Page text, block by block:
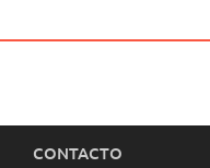
CONTACTO